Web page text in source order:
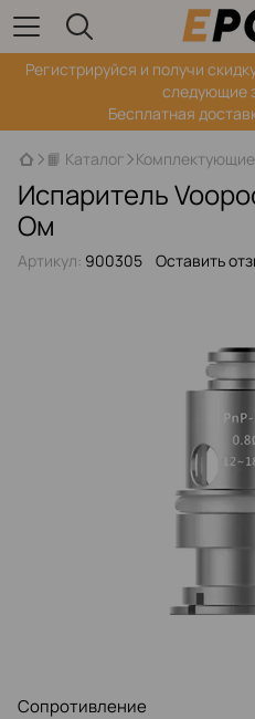
Регистрируйся‌ и получи
следующие
Бесплатная
📙 Каталог Комплектующие
Испаритель
Ом
Артикул: 900305 Оставить
Сопротивление‌